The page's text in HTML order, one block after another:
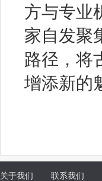
方与专业
家自发聚
路径，将
增添新的
关于我们 联系我们